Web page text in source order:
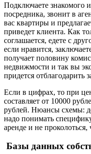
Подключаете знакомого
посредника, звонит в
вас квартиры и
приведет клиента. Как
соглашается, едете с
если нравится,
получает половину
недвижмости и так вы
придется отблагодарить
Если в цифрах, то при
составляет от 10000
рублей. Нюансы схемы:
надо понимать
аренде и не
Базы данных